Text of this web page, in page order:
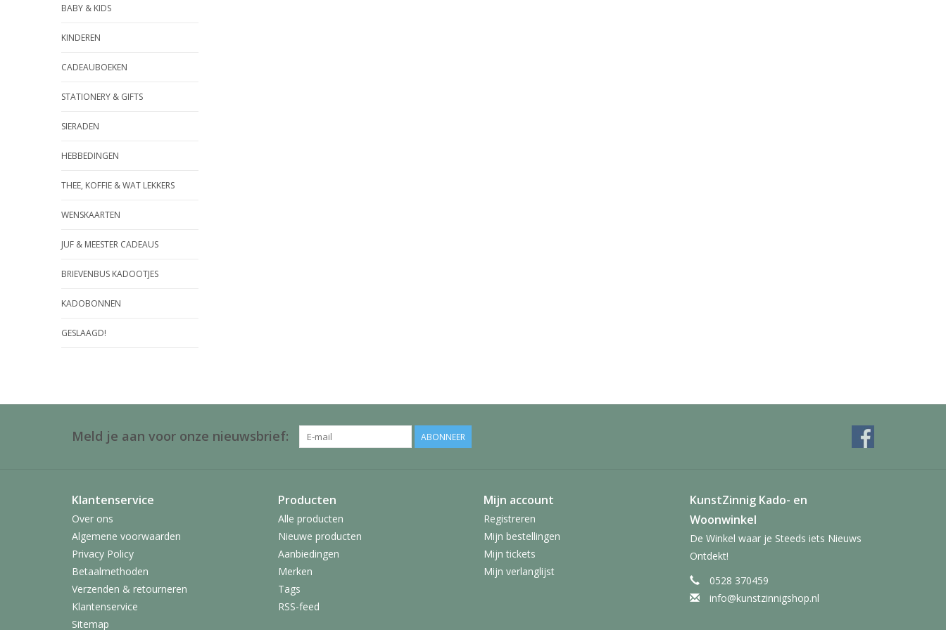
BABY & KIDS
KINDEREN
CADEAUBOEKEN
STATIONERY & GIFTS
SIERADEN
HEBBEDINGEN
THEE, KOFFIE & WAT LEKKERS
WENSKAARTEN
JUF & MEESTER CADEAUS
BRIEVENBUS KADOOTJES
KADOBONNEN
GESLAAGD!
Meld je aan voor onze nieuwsbrief: ABONNEER
Klantenservice
Over ons
Algemene voorwaarden
Privacy Policy
Betaalmethoden
Verzenden & retourneren
Klantenservice
Sitemap
Producten
Alle producten
Nieuwe producten
Aanbiedingen
Merken
Tags
RSS-feed
Mijn account
Registreren
Mijn bestellingen
Mijn tickets
Mijn verlanglijst
KunstZinnig Kado- en
Woonwinkel
De Winkel waar je Steeds iets Nieuws
Ontdekt!
0528 370459
info@kunstzinnigshop.nl